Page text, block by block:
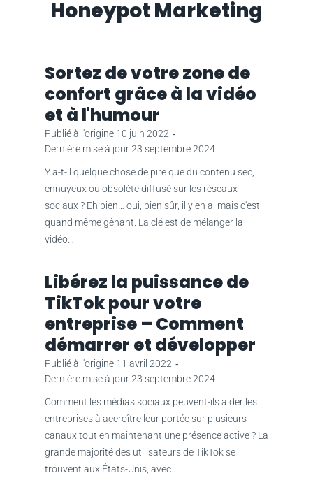
Honeypot Marketing
Sortez de votre zone de
confort grâce à la vidéo
et à l'humour
Publié à l'origine 10 juin 2022 ‐
Dernière mise à jour23 septembre 2024
Y a-t-il quelque chose de pire que du contenu sec,
ennuyeux ou obsolète diffusé sur les réseaux
sociaux ? Eh bien… oui, bien sûr, il y en a, mais c'est
quand même gênant. La clé est de mélanger la
vidéo…
Libérez la puissance de
TikTok pour votre
entreprise – Comment
démarrer et développer
Publié à l'origine 11 avril 2022 ‐
Dernière mise à jour23 septembre 2024
Comment les médias sociaux peuvent-ils aider les
entreprises à accroître leur portée sur plusieurs
canaux tout en maintenant une présence active ? La
grande majorité des utilisateurs de TikTok se
trouvent aux États-Unis, avec…